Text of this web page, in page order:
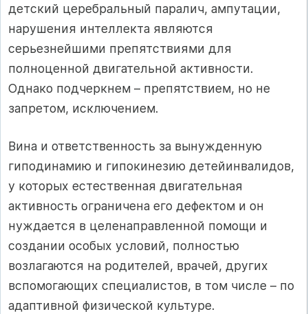
детский церебральный паралич, ампутации,
нарушения интеллекта являются
серьезнейшими препятствиями для
полноценной двигательной активности.
Однако подчеркнем – препятствием, но не
запретом, исключением.
Вина и ответственность за вынужденную
гиподинамию и гипокинезию детейинвалидов,
у которых естественная двигательная
активность ограничена его дефектом и он
нуждается в целенаправленной помощи и
создании особых условий, полностью
возлагаются на родителей, врачей, других
вспомогающих специалистов, в том числе – по
адаптивной физической культуре.